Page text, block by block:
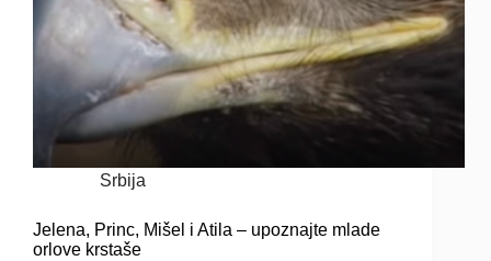
Srbija
Jelena, Princ, Mišel i Atila – upoznajte mlade
orlove krstaše